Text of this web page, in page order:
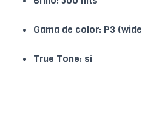
Gama de color: P3
True Tone: sí